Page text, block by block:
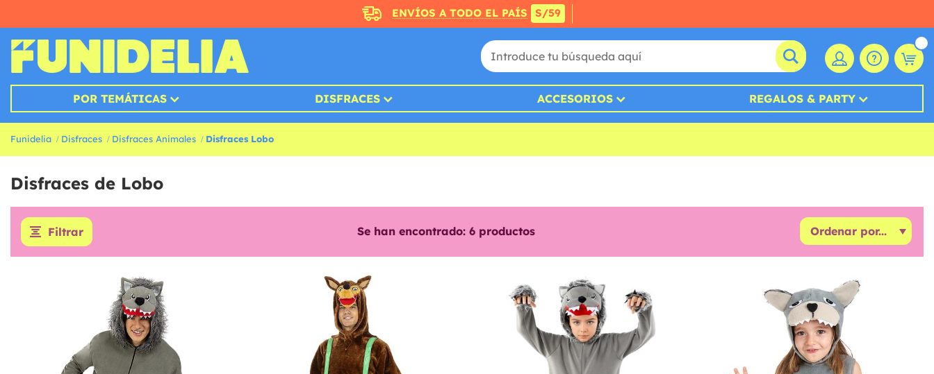
ENVÍOS A TODO EL PAÍS S/59
POR TEMÁTICAS DISFRACES ACCESORIOS REGALOS & PARTY
Funidelia Disfraces Disfraces Animales Disfraces Lobo
Disfraces de Lobo
Filtrar Se han encontrado: 6 productos